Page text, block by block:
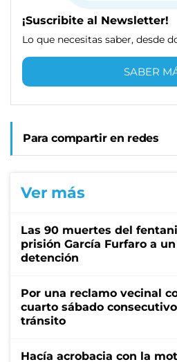
¡Suscribite al Newsletter!
Lo que necesitas saber, desde
SABER
Para compartir en redes
Ver más
Las 90 muertes del
prisión García Furfaro a
detención
Por una reclamo vecinal
cuarto sábado
tránsito
Hacía acrobacia con la